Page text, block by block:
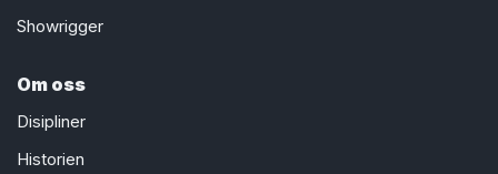
Showrigger
Om oss
Disipliner
Historien